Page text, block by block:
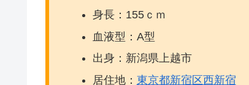
身長：155ｃｍ
血液型：A型
出身：新潟県上越市
居住地： 東京都新宿区西新宿